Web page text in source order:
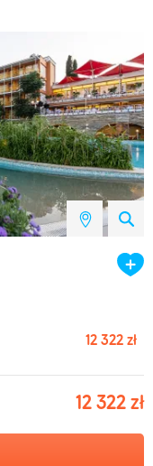
12 322 zł
12 322 zł